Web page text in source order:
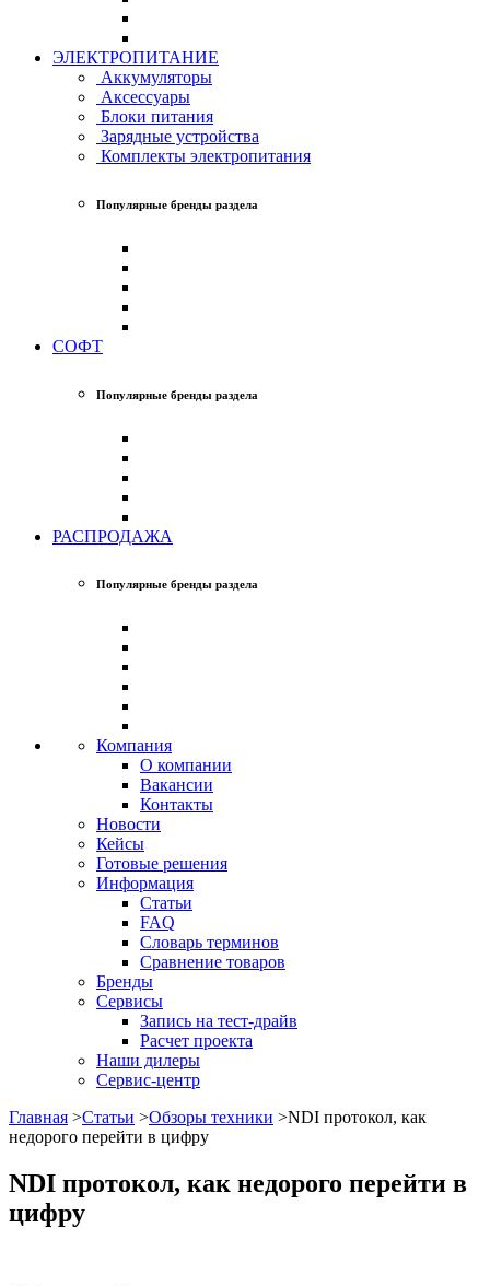
ЭЛЕКТРОПИТАНИЕ
Аккумуляторы
Аксессуары
Блоки питания
Зарядные устройства
Комплекты электропитания
Популярные бренды раздела
СОФТ
Популярные бренды раздела
РАСПРОДАЖА
Популярные бренды раздела
Компания
О компании
Вакансии
Контакты
Новости
Кейсы
Готовые решения
Информация
Статьи
FAQ
Словарь терминов
Сравнение товаров
Бренды
Сервисы
Запись на тест-драйв
Расчет проекта
Наши дилеры
Сервис-центр
Главная >Статьи >Обзоры техники >NDI протокол, как
недорого перейти в цифру
NDI протокол, как недорого перейти в
цифру